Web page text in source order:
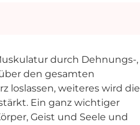
durch Dehnungs-,
den gesamten
loslassen, weiteres wird die
Ein ganz wichtiger
Geist und Seele und